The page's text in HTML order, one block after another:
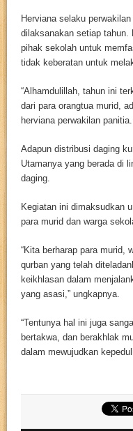
Herviana selaku
dilaksanakan setiap tahun.
pihak sekolah untuk
tidak keberatan untuk
“Alhamdulillah, tahun ini
dari para orangtua murid,
herviana perwakilan panitia.
Adapun distribusi daging
Utamanya yang berada di
daging.
Kegiatan ini dimaksudkan
para murid dan warga
“Kita berharap para murid,
qurban yang telah
keikhlasan dalam
yang asasi,” ungkapnya.
“Tentunya hal ini juga
bertakwa, dan berakhlak
dalam mewujudkan